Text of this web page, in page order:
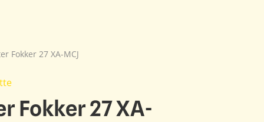
Fokker 27 XA-MCJ
Fokker 27 XA-